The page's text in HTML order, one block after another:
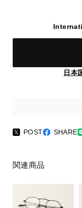
日本
POST SHARE
関連商品